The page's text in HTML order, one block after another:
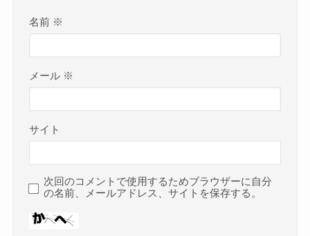
名前 ※
メール ※
サイト
次回のコメントで使用するためブラウザーに自分
の名前、メールアドレス、サイトを保存する。